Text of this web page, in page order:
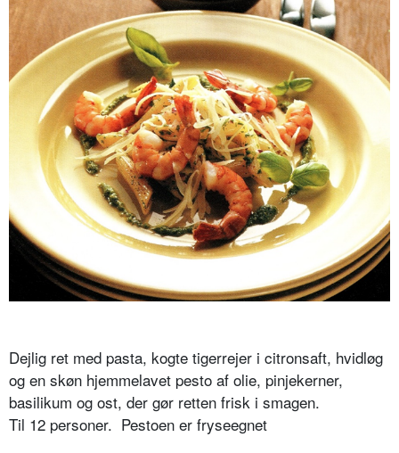
Dejlig ret med pasta, kogte tigerrejer i citronsaft, hvidløg
og en skøn hjemmelavet pesto af olie, pinjekerner,
basilikum og ost, der gør retten frisk i smagen.
Til 12 personer. Pestoen er fryseegnet